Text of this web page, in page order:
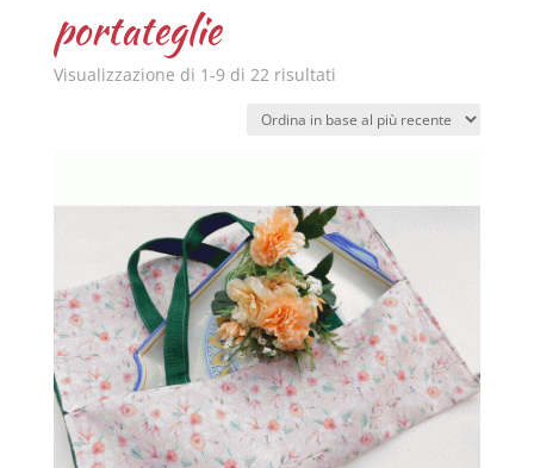
portateglie
Visualizzazione di 1-9 di 22 risultati